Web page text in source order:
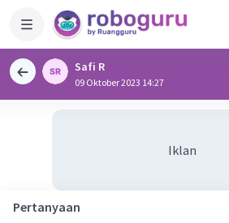
Safi R
09 Oktober 2023 14:27
Iklan
Pertanyaan